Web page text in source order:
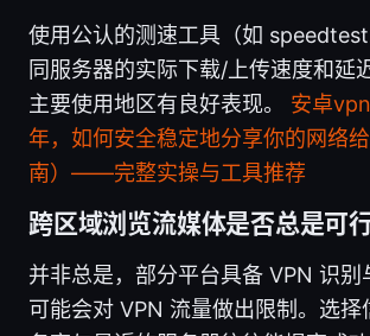
使用公认的测速工具（如
同服务器的实际下载/上传速度和延
主要使用地区有良好表现。 安卓
年，如何安全稳定地分享你的网络
南）——完整实操与工具推荐
跨区域浏览流媒体是否总是可行
并非总是，部分平台具备 VPN 识别
可能会对 VPN 流量做出限制。选择